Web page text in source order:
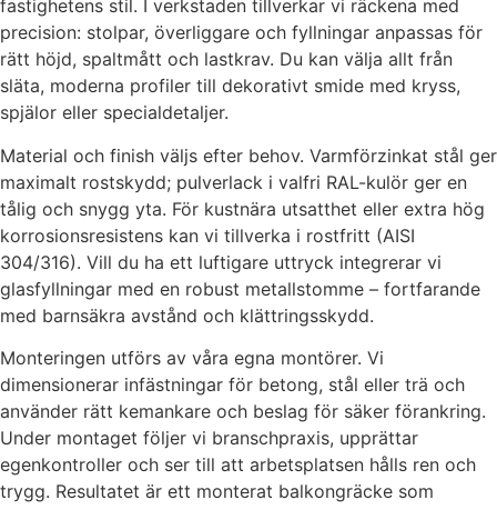
fastighetens stil. I verkstaden tillverkar vi räckena med
precision: stolpar, överliggare och fyllningar anpassas för
rätt höjd, spaltmått och lastkrav. Du kan välja allt från
släta, moderna profiler till dekorativt smide med kryss,
spjälor eller specialdetaljer.
Material och finish väljs efter behov. Varmförzinkat stål ger
maximalt rostskydd; pulverlack i valfri RAL-kulör ger en
tålig och snygg yta. För kustnära utsatthet eller extra hög
korrosionsresistens kan vi tillverka i rostfritt (AISI
304/316). Vill du ha ett luftigare uttryck integrerar vi
glasfyllningar med en robust metallstomme – fortfarande
med barnsäkra avstånd och klättringsskydd.
Monteringen utförs av våra egna montörer. Vi
dimensionerar infästningar för betong, stål eller trä och
använder rätt kemankare och beslag för säker förankring.
Under montaget följer vi branschpraxis, upprättar
egenkontroller och ser till att arbetsplatsen hålls ren och
trygg. Resultatet är ett monterat balkongräcke som